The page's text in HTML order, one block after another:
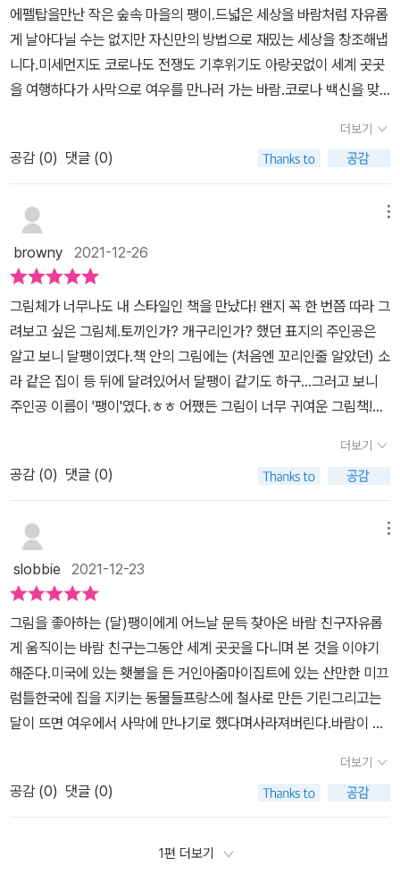
문화재나 장소 이야기가 나와서 흥미롭습니다. 특히나 김유미 작가님
의 상상력 때문에 저는 빵 터진 장면이 두 개나 있네요.​'한국에 가면
동물들이 지키는 집이 있어', 바로 우리나라 옛 고궁에서 흔히 볼 수
있는 동물 모양의 기와들을 말하는 거였어요.​이 장식기와들은 진짜로
그 옛날 궁궐의 화재를 막기 위해 상상속 동물들을 올렸다고 하는데
동물들이 지키는 집이란 설명이 짧고도 명쾌합니다. 제가 이 그림책
만 한데 바람은 거기 더해 이따 밤에는 사막에서 여우와 만나기로 했
다며 휘리릭 안녕을 고하네요. 아쉬운 마음 가득한 팽이. 여우와 어린
왕자 이야기가 저절로 떠오르는 아름다움이 가득한 풀샷입니다.​재밌
고 신기한 이야기를 잔뜩 들은 건 분명 좋은 일인데 이제 팽이의 기분
은 축 쳐졌습니다. 왜 안 그럴까요? 자신은 가고 싶어도 못 가는 곳이
고 만날 수 없는 존재인 걸 알아버린 팽이는 울적한 마음에 나무등걸
에 기대어 앉아있네요.​슬슬 걱정이 된 엄마, 아빠, 친구들은 팽이를 위
해 노래도 불러주고 민들레도 보여주고 선물도 줍니다. 사랑스러운
도 아이들도 가고 싶은 곳을 마음껏 갈 수 없고 자유로운 삶은 영화나
tv, 책에서만 보는 듯 전세계를 휩쓰는 유래없는 감염병 시대를 살고
있습니다. 그래도 우리에겐 팽이처럼 사랑하는 가족이 있고 친구가
있다고 얘기하는 것만 같아요.​모두의 노력이 통했는지 마침내 '하하
하' 웃는 팽이. 밝고 환한 미소에 기분이 좋아집니다. 아이들은 정말
팽이와 같죠. 대단한 이유 없이도 웃을 수 있고 아무 것도 아닌 장난에
도 금새 기분이 풀립니다.​또 맑고 순수한 마음으로 가보지 않은 곳도
갈 수 있고, 가질 수 없는 것도 상상으로 채우는 지혜도 있고요. 친구
들 덕에 기운을 차린 팽이는 이제 자기만의 방식으로 바람에게 들은
신기한 이야기를 모두에게 들려줍니다.​구전동화처럼 살짝 자신만의
각색도 더해서요. 이게 바로 이 그림책의 위트가 빛나는 장면인데요.
저는 원래 바람이 들려준 이야기보다 팽이의 입을 통해 다시 듣는 이
는 듯 기분이 좋아지는 그런 동화책입니다.-출판사로부터 도서를 제
에펠탑을만난 작은 숲속 마을의 팽이.드넓은 세상을 바람처럼 자유롭
게 날아다닐 수는 없지만 자신만의 방법으로 재밌는 세상을 창조해냅
니다.미세먼지도 코로나도 전쟁도 기후위기도 아랑곳없이 세계 곳곳
을 여행하다가 사막으로 여우를 만나러 가는 바람.코로나 백신을 맞
지못해 눈물을 훔치는 아이들을 마주해야하는 현실에서 '팽이'는
'나'와 동일한 인물이 됩니다. 세상을 들려주던 바람이 떠나고 한참을
멍하게 지내는 팽이의 모습이 얼마나 안타까운지...다행히 팽이는 방
법을 찾아냅니다. 자신이 좋아하는 것으로 새로운 이야기를 담은 세
상을 만들어내는 것이었습니다. 객관적인 사실과 다소 차이는 있지
만, 사실 세상은 저마다의 시각으로 조금씩 해석이 달라지는 법이니
까요. 아이들의 눈높이에 맞춰진 것같은 귀엽고 따뜻한 그림이 매서
운 겨울 바람을 잠시 잊게 해줍니다. 개인적으로 팽이가 처음 바람의
소리를 듣는 장면이 참 좋았습니다. 꽃과 나비와도 대화하는 아이들
에게는 혹시 바람의 이야기도 들리는게 아닐까, 나도 조용히 들어보
고 싶다는 생각을 해봅니다. 아이의 시선으로 만들어진 세상은 깜찍
한 발상과 재밌는 스토리가 함께 합니다. 아마도 아이들이 엄마아빠
와 함께 하는 여행이 대부분 이런 모습으로 해석되는게 아닐까 하는...
바람처럼 홀가분한 여행이 그립습니다. 머지않아 여행이 아니더라도
더보기
공감 (0) 댓글 (0)
browny 2021-12-26
그림체가 너무나도 내 스타일인 책을 만났다! 왠지 꼭 한 번쯤 따라 그
려보고 싶은 그림체.토끼인가? 개구리인가? 했던 표지의 주인공은
알고 보니 달팽이였다.책 안의 그림에는 (처음엔 꼬리인줄 알았던) 소
라 같은 집이 등 뒤에 달려있어서 달팽이 같기도 하구...그러고 보니
주인공 이름이 '팽이'였다.ㅎㅎ 어쨌든 그림이 너무 귀여운 그림책!그
를 듣게 된다.소리의 정체는 바로 '바람'! 바람처럼 몸을 자유롭게 움
직이기 힘든 팽이에게바람은 자신이 다녀온 곳에 대한 이야기를 들려
주는데...바람은 팽이에게 횃불을 들고 다니는 거인 아줌마, 산만 한
미끄럼틀,동물들이 지키는 집, 철사로 만든 커다란 기린 등등 세계를
팽이는 자신의 상상력을 보태 기상천외한(?!) 이야기를 만들어 친구
들에게 들려주는 이야기.따뜻한 그림체에 어울리는 따뜻한 이야기였
다.길어지는 코로나로 인해 해외여행을 가기 힘든 요즘, 그림책으로
나마 콧바람을 쐬고, 코로나 이전에 가봤던 곳, 혹은 코로나 이후에 가
보고 싶은 곳에 대해서이야기해볼 수 있을 것 같다.이 책을 읽고 나서
아이들이 가본 곳 중에서 친구들에게 들려주고 싶은 곳을 간단한 글
과 그림으로 표현해 보려고 한다. 자신이 표현한 장소를 친구들과 이
야기를 공유하고,마지막에는 주인공 '팽이'처럼 친구들이 알려준 장소
를 다시 조합하여나만의 새로운 이야기 만들기!곧 다가올 겨울 방학
더보기
공감 (0) 댓글 (0)
slobbie 2021-12-23
그림을 좋아하는 (달)팽이에게 어느날 문득 찾아온 바람 친구자유롭
게 움직이는 바람 친구는그동안 세계 곳곳을 다니며 본 것을 이야기
해준다.미국에 있는 횃불을 든 거인아줌마이집트에 있는 산만한 미끄
럼틀한국에 집을 지키는 동물들프랑스에 철사로 만든 기린그리고는
달이 뜨면 여우에서 사막에 만나기로 했다며사라져버린다.바람이 사
져 혼자 깊이 생각에 잠긴 팽이그러던 어느날 갑자기 바람이 남기고
간 이야기를들은 그대로 이야기와 그림으로 엮어 친구들에게 들려준
다.뉴스에서 다른 나라의 소식에 귀를 기울이고부루마블을 하며 세계
곳곳을 알아가기 시작한 아이그런 아이에게 횃불을 든 거인아줌마,
더보기
공감 (0) 댓글 (0)
1편 더보기